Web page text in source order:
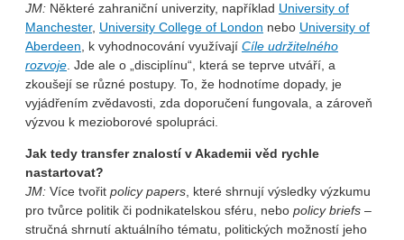
JM: Některé zahraniční univerzity, například University of
Manchester, University College of London nebo University of
Aberdeen, k vyhodnocování využívají Cíle udržitelného
rozvoje. Jde ale o „disciplínu“, která se teprve utváří, a
zkoušejí se různé postupy. To, že hodnotíme dopady, je
vyjádřením zvědavosti, zda doporučení fungovala, a zároveň
výzvou k mezioborové spolupráci.
Jak tedy transfer znalostí v Akademii věd rychle
nastartovat?
JM: Více tvořit policy papers, které shrnují výsledky výzkumu
pro tvůrce politik či podnikatelskou sféru, nebo policy briefs –
stručná shrnutí aktuálního tématu, politických možností jeho